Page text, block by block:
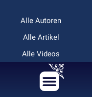
Alle Autoren
Alle Artikel
Alle Videos